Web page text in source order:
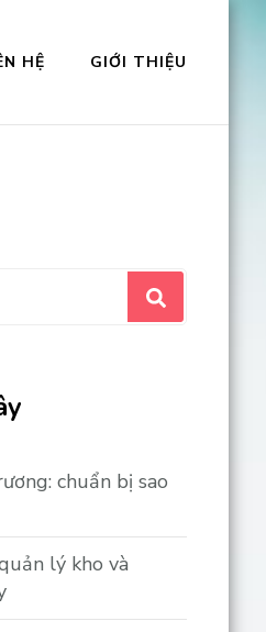
HỆ GIỚI THIỆU
chuẩn bị sao
lý kho và